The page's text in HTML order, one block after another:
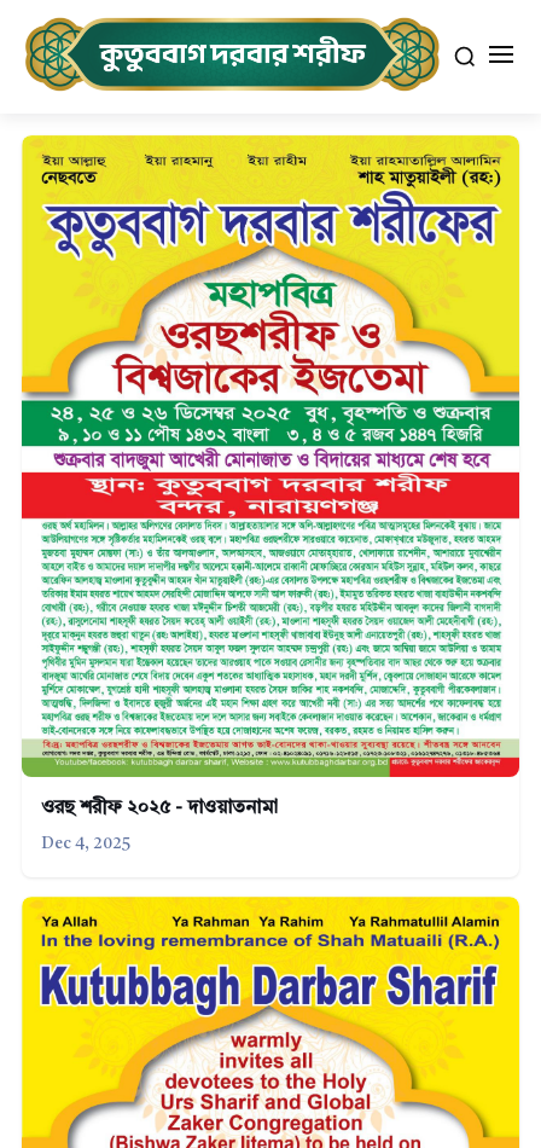
ওরছ শরীফ ২০২৫ - দাওয়াতনামা
Dec 4, 2025